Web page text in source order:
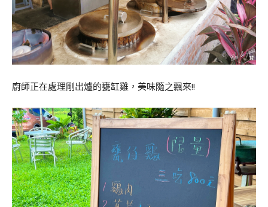
廚師正在處理剛出爐的甕缸雞，美味隨之飄來!!